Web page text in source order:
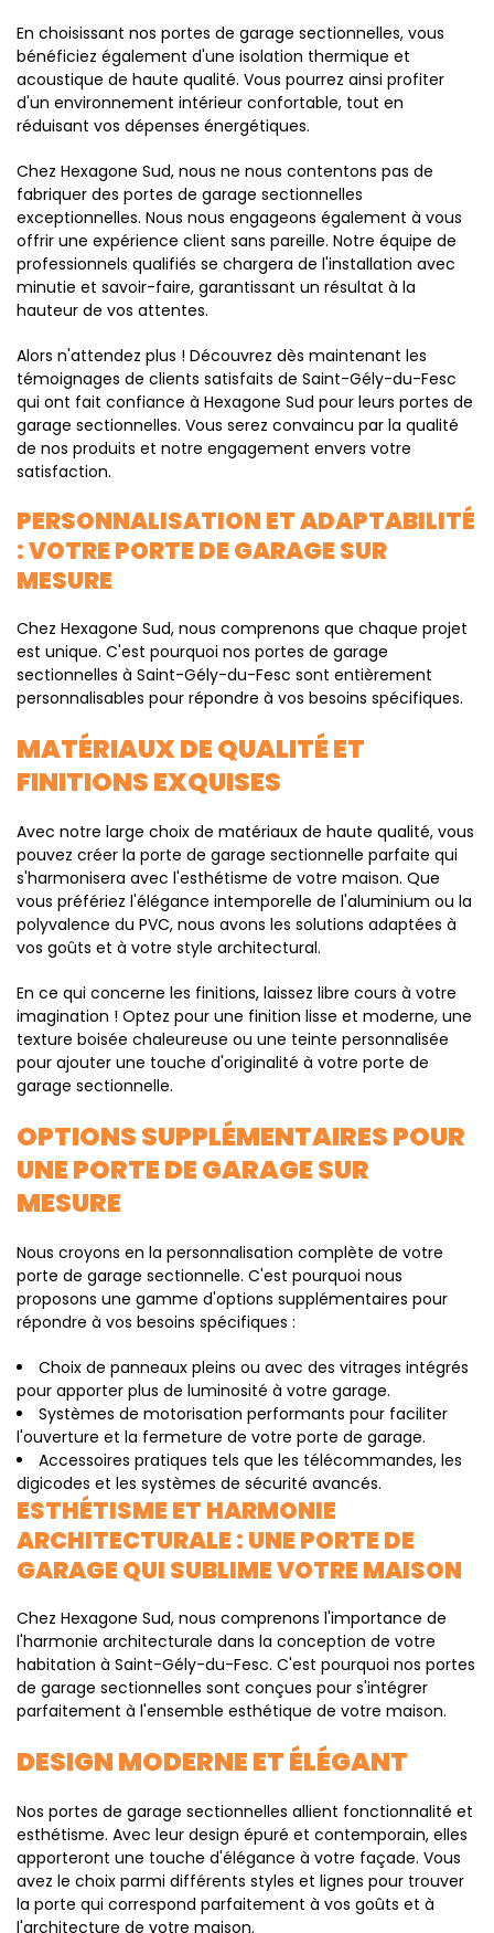
En choisissant nos portes de garage sectionnelles, vous
bénéficiez également d'une isolation thermique et
acoustique de haute qualité. Vous pourrez ainsi profiter
d'un environnement intérieur confortable, tout en
réduisant vos dépenses énergétiques.
Chez Hexagone Sud, nous ne nous contentons pas de
fabriquer des portes de garage sectionnelles
exceptionnelles. Nous nous engageons également à vous
offrir une expérience client sans pareille. Notre équipe de
professionnels qualifiés se chargera de l'installation avec
minutie et savoir-faire, garantissant un résultat à la
hauteur de vos attentes.
Alors n'attendez plus ! Découvrez dès maintenant les
témoignages de clients satisfaits de Saint-Gély-du-Fesc
qui ont fait confiance à Hexagone Sud pour leurs portes de
garage sectionnelles. Vous serez convaincu par la qualité
de nos produits et notre engagement envers votre
satisfaction.
PERSONNALISATION ET ADAPTABILITÉ
: VOTRE PORTE DE GARAGE SUR
MESURE
Chez Hexagone Sud, nous comprenons que chaque projet
est unique. C'est pourquoi nos portes de garage
sectionnelles à Saint-Gély-du-Fesc sont entièrement
personnalisables pour répondre à vos besoins spécifiques.
MATÉRIAUX DE QUALITÉ ET
FINITIONS EXQUISES
Avec notre large choix de matériaux de haute qualité, vous
pouvez créer la porte de garage sectionnelle parfaite qui
s'harmonisera avec l'esthétisme de votre maison. Que
vous préfériez l'élégance intemporelle de l'aluminium ou la
polyvalence du PVC, nous avons les solutions adaptées à
vos goûts et à votre style architectural.
En ce qui concerne les finitions, laissez libre cours à votre
imagination ! Optez pour une finition lisse et moderne, une
texture boisée chaleureuse ou une teinte personnalisée
pour ajouter une touche d'originalité à votre porte de
garage sectionnelle.
OPTIONS SUPPLÉMENTAIRES POUR
UNE PORTE DE GARAGE SUR
MESURE
Nous croyons en la personnalisation complète de votre
porte de garage sectionnelle. C'est pourquoi nous
proposons une gamme d'options supplémentaires pour
répondre à vos besoins spécifiques :
Choix de panneaux pleins ou avec des vitrages intégrés
pour apporter plus de luminosité à votre garage.
Systèmes de motorisation performants pour faciliter
l'ouverture et la fermeture de votre porte de garage.
Accessoires pratiques tels que les télécommandes, les
digicodes et les systèmes de sécurité avancés.
ESTHÉTISME ET HARMONIE
ARCHITECTURALE : UNE PORTE DE
GARAGE QUI SUBLIME VOTRE MAISON
Chez Hexagone Sud, nous comprenons l'importance de
l'harmonie architecturale dans la conception de votre
habitation à Saint-Gély-du-Fesc. C'est pourquoi nos portes
de garage sectionnelles sont conçues pour s'intégrer
parfaitement à l'ensemble esthétique de votre maison.
DESIGN MODERNE ET ÉLÉGANT
Nos portes de garage sectionnelles allient fonctionnalité et
esthétisme. Avec leur design épuré et contemporain, elles
apporteront une touche d'élégance à votre façade. Vous
avez le choix parmi différents styles et lignes pour trouver
la porte qui correspond parfaitement à vos goûts et à
l'architecture de votre maison.